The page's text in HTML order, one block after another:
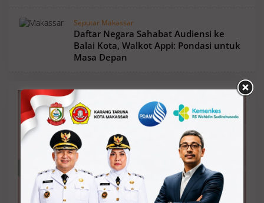
Seputar Makassar
Daftar Negara Sahabat Audiensi ke
Balai Kota, Walkot Appi: Pondasi untuk
Masa Depan